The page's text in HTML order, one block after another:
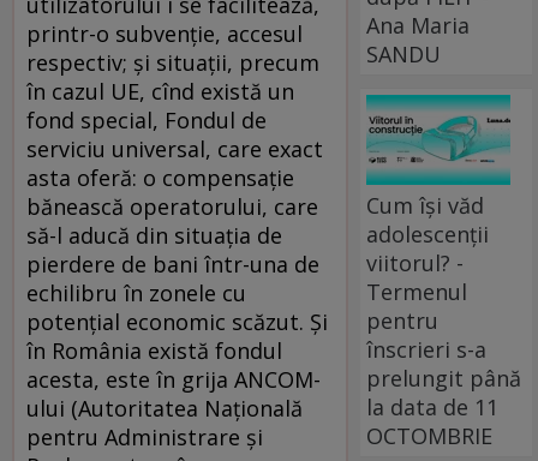
printr-o subvenţie, accesul
respectiv; şi situaţii, precum
în cazul UE, cînd există un
fond special, Fondul de
serviciu universal, care exact
asta oferă: o compensaţie
bănească operatorului, care
să-l aducă din situaţia de
pierdere de bani într-una de
echilibru în zonele cu
potenţial economic scăzut. Şi
în România există fondul
acesta, este în grija ANCOM-
ului (Autoritatea Naţională
pentru Administrare şi
Ana Maria
SANDU
Cum își văd
adolescenții
viitorul? -
Termenul
pentru
înscrieri s-a
prelungit până
la data de 11
OCTOMBRIE